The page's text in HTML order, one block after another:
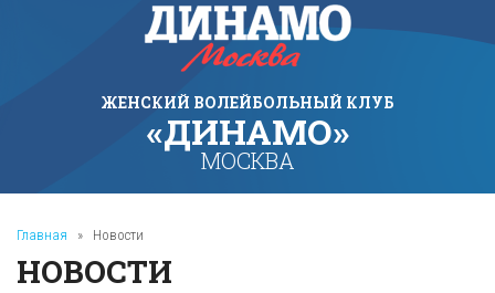
ЖЕНСКИЙ ВОЛЕЙБОЛЬНЫЙ КЛУБ
«ДИНАМО»
МОСКВА
Главная » Новости
НОВОСТИ